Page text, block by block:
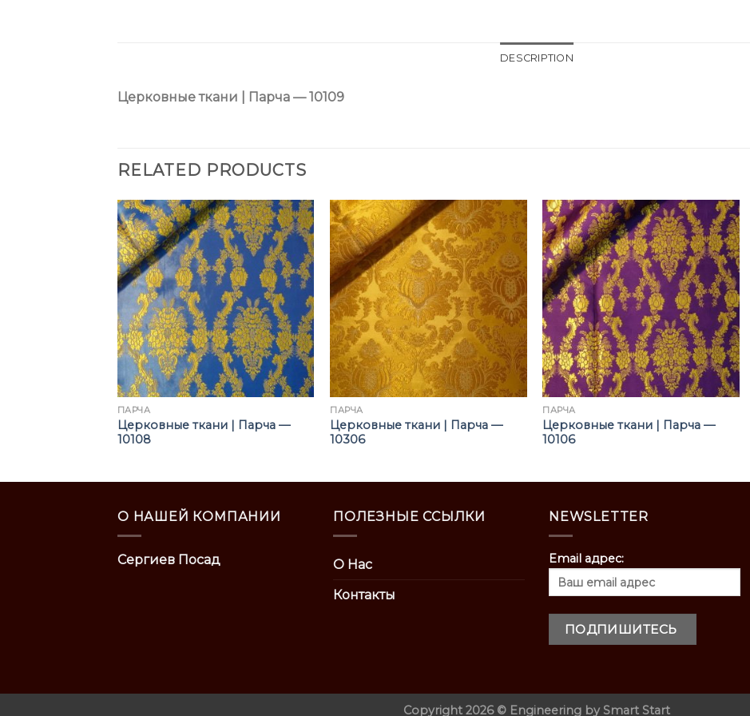
DESCRIPTION
Церковные ткани | Парча — 10109
RELATED PRODUCTS
ПАРЧА
Церковные ткани | Парча —
10108
ПАРЧА
Церковные ткани | Парча —
10306
ПАРЧА
Церковные ткани | Парча —
10106
О НАШЕЙ КОМПАНИИ
Сергиев Посад
ПОЛЕЗНЫЕ ССЫЛКИ
О Нас
Контакты
NEWSLETTER
Email адрес:
Copyright 2026 © Engineering by Smart Start